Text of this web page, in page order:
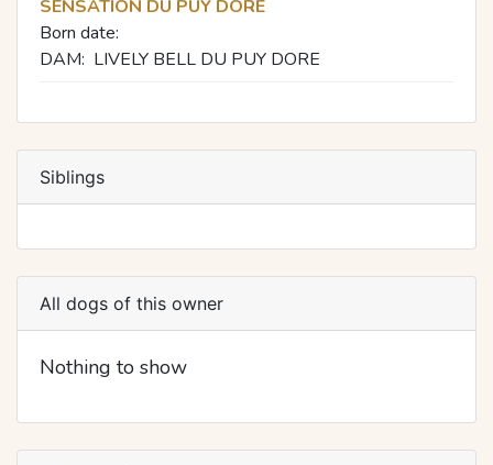
SENSATION DU PUY DORE
Born date:
DAM: LIVELY BELL DU PUY DORE
Siblings
All dogs of this owner
Nothing to show